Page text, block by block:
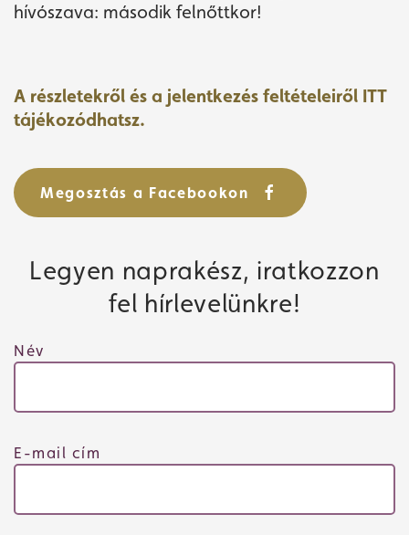
Jegyvásárlás
hívószava: második felnőttkor!
A részletekről és a jelentkezés feltételeiről ITT
tájékozódhatsz.
Megosztás a Facebookon
Legyen naprakész, iratkozzon
fel hírlevelünkre!
Név
E-mail cím